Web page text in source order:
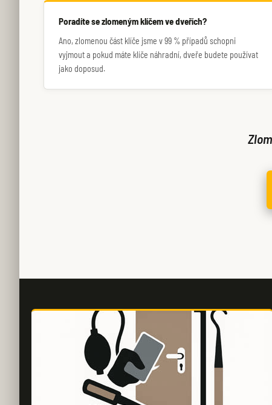
Poradíte se zlomeným klíčem ve dveřích?
Ano, zlomenou část klíče jsme v 99 % případů schopni
vyjmout a pokud máte klíče náhradní, dveře budete používat
jako doposud.